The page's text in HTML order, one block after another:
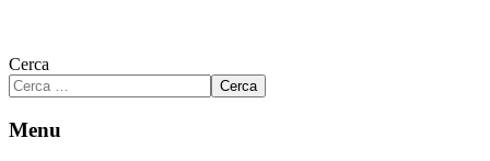
Cerca
Cerca
Menu